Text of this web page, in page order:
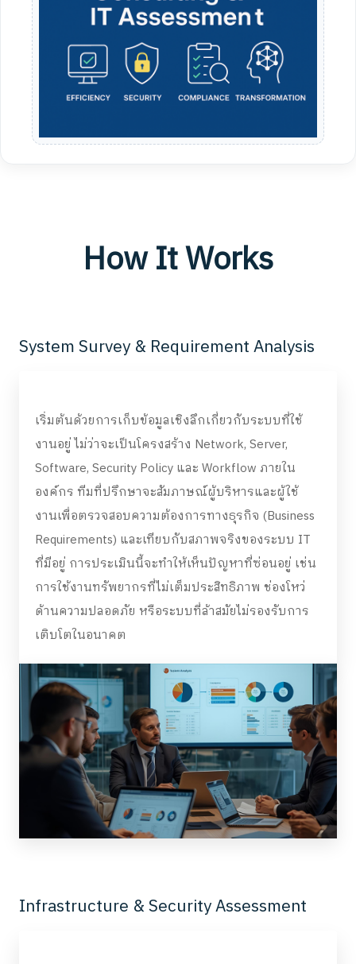
How It Works
System Survey & Requirement Analysis
เริ่มต้นด้วยการเก็บข้อมูลเชิงลึกเกี่ยวกับระบบที่ใช้
งานอยู่ ไม่ว่าจะเป็นโครงสร้าง Network, Server,
Software, Security Policy และ Workflow ภายใน
องค์กร ทีมที่ปรึกษาจะสัมภาษณ์ผู้บริหารและผู้ใช้
งานเพื่อตรวจสอบความต้องการทางธุรกิจ (Business
Requirements) และเทียบกับสภาพจริงของระบบ IT
ที่มีอยู่ การประเมินนี้จะทำให้เห็นปัญหาที่ซ่อนอยู่ เช่น
การใช้งานทรัพยากรที่ไม่เต็มประสิทธิภาพ ช่องโหว่
ด้านความปลอดภัย หรือระบบที่ล้าสมัยไม่รองรับการ
เติบโตในอนาคต
Infrastructure & Security Assessment